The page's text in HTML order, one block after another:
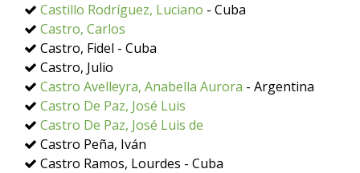
Castillo Rodríguez, Luciano - Cuba
Castro, Carlos
Castro, Fidel - Cuba
Castro, Julio
Castro Avelleyra, Anabella Aurora - Argentina
Castro De Paz, José Luis
Castro De Paz, José Luis de
Castro Peña, Iván
Castro Ramos, Lourdes - Cuba